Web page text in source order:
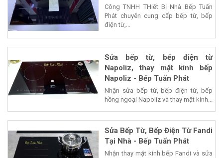
Công TNHH THiết Bị Nhà Bếp Tuấn
Phát chuyên cung cấp bếp từ, bếp
điện từ,...
Sửa bếp từ, bếp điện từ
Napoliz, thay mặt kính bếp
Napoliz - Bếp Tuấn Phát
Nhận sửa bếp từ, bếp điện từ, bếp
hồng ngoại Napoliz và thay mặt kính...
Sửa Bếp Từ, Bếp Điện Từ Fandi
Tại Nhà - Bếp Tuấn Phát
Nhận thay mặt kính bếp Fandi và sửa